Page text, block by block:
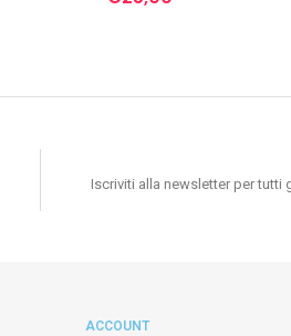
Iscriviti alla newsletter per tutti
ACCOUNT